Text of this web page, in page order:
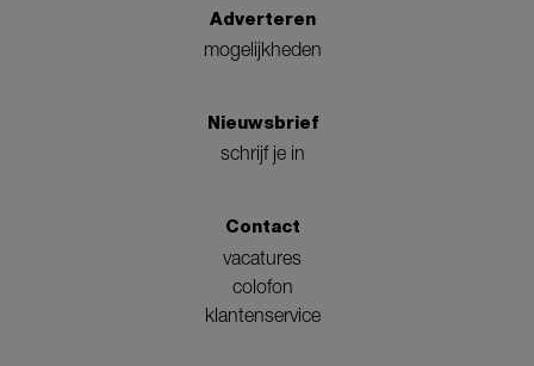
Adverteren
mogelijkheden
Nieuwsbrief
schrijf je in
Contact
vacatures
colofon
klantenservice